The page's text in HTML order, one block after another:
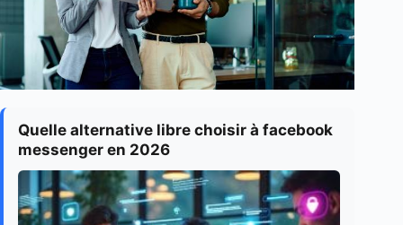
Quelle alternative libre choisir à facebook
messenger en 2026